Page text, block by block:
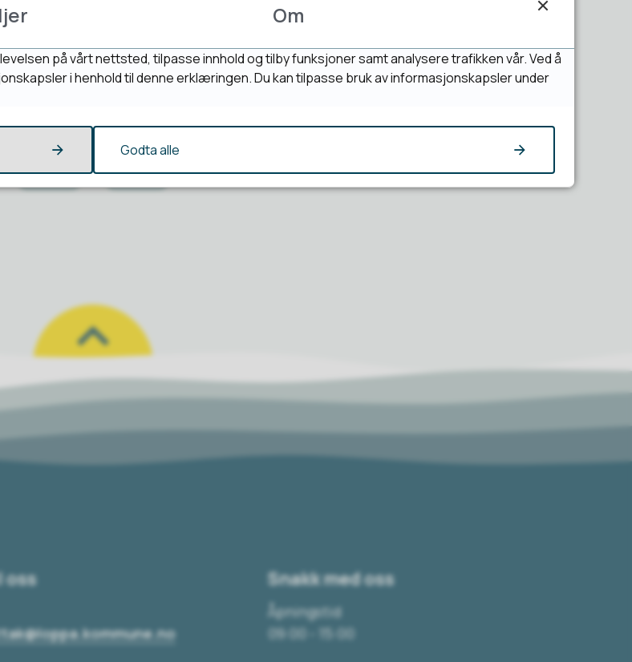
det du lette etter?
oss Snakk med oss
Åpningstid
09:00 - 15:00
Om
på vårt nettsted, tilpasse innhold og tilby funksjoner samt analysere trafikken vår. Ved å
i henhold til denne erklæringen. Du kan tilpasse bruk av informasjonskapsler under
Godta alle